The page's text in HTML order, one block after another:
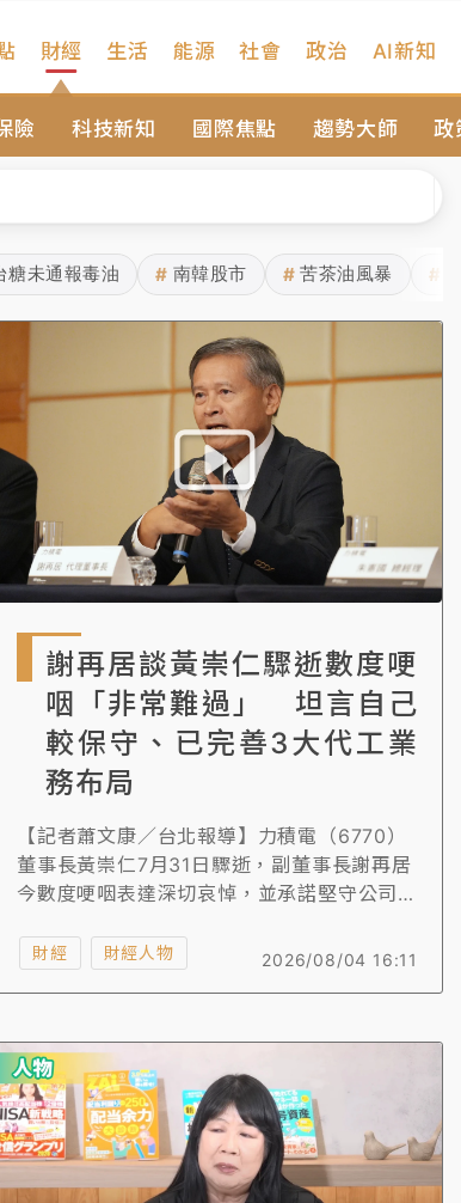
財經
險 科技新知 國際焦點 趨勢大師 政
生活 能源 社會 政治 AI新知
旅局回應了
理由曝光
周六起展出延長至晚上7時
熱區曝
局回應了
理由曝光
周六起展出延長至晚上7時
庭
熱區曝
糖未通報毒油 # 南韓股市 # 苦茶油風暴 #
謝再居談黃崇仁驟逝數度哽
咽「非常難過」 坦言自己
較保守、已完善3大代工業
務布局
【記者蕭文康／台北報導】力積電（6770）
董事長黃崇仁7月31日驟逝，副董事長謝再居
今數度哽咽表達深切哀悼，並承諾堅守公司經
風格接手管理，並強調力積電已完善三大代工
金流與技術合作契機，為未來發展注入動能。
謝再居展望市場樂觀，力積電營收與獲利持續
成長，將持續回饋股東，確保公司穩健前進。
2026/08/04 16:11
財經 財經人物